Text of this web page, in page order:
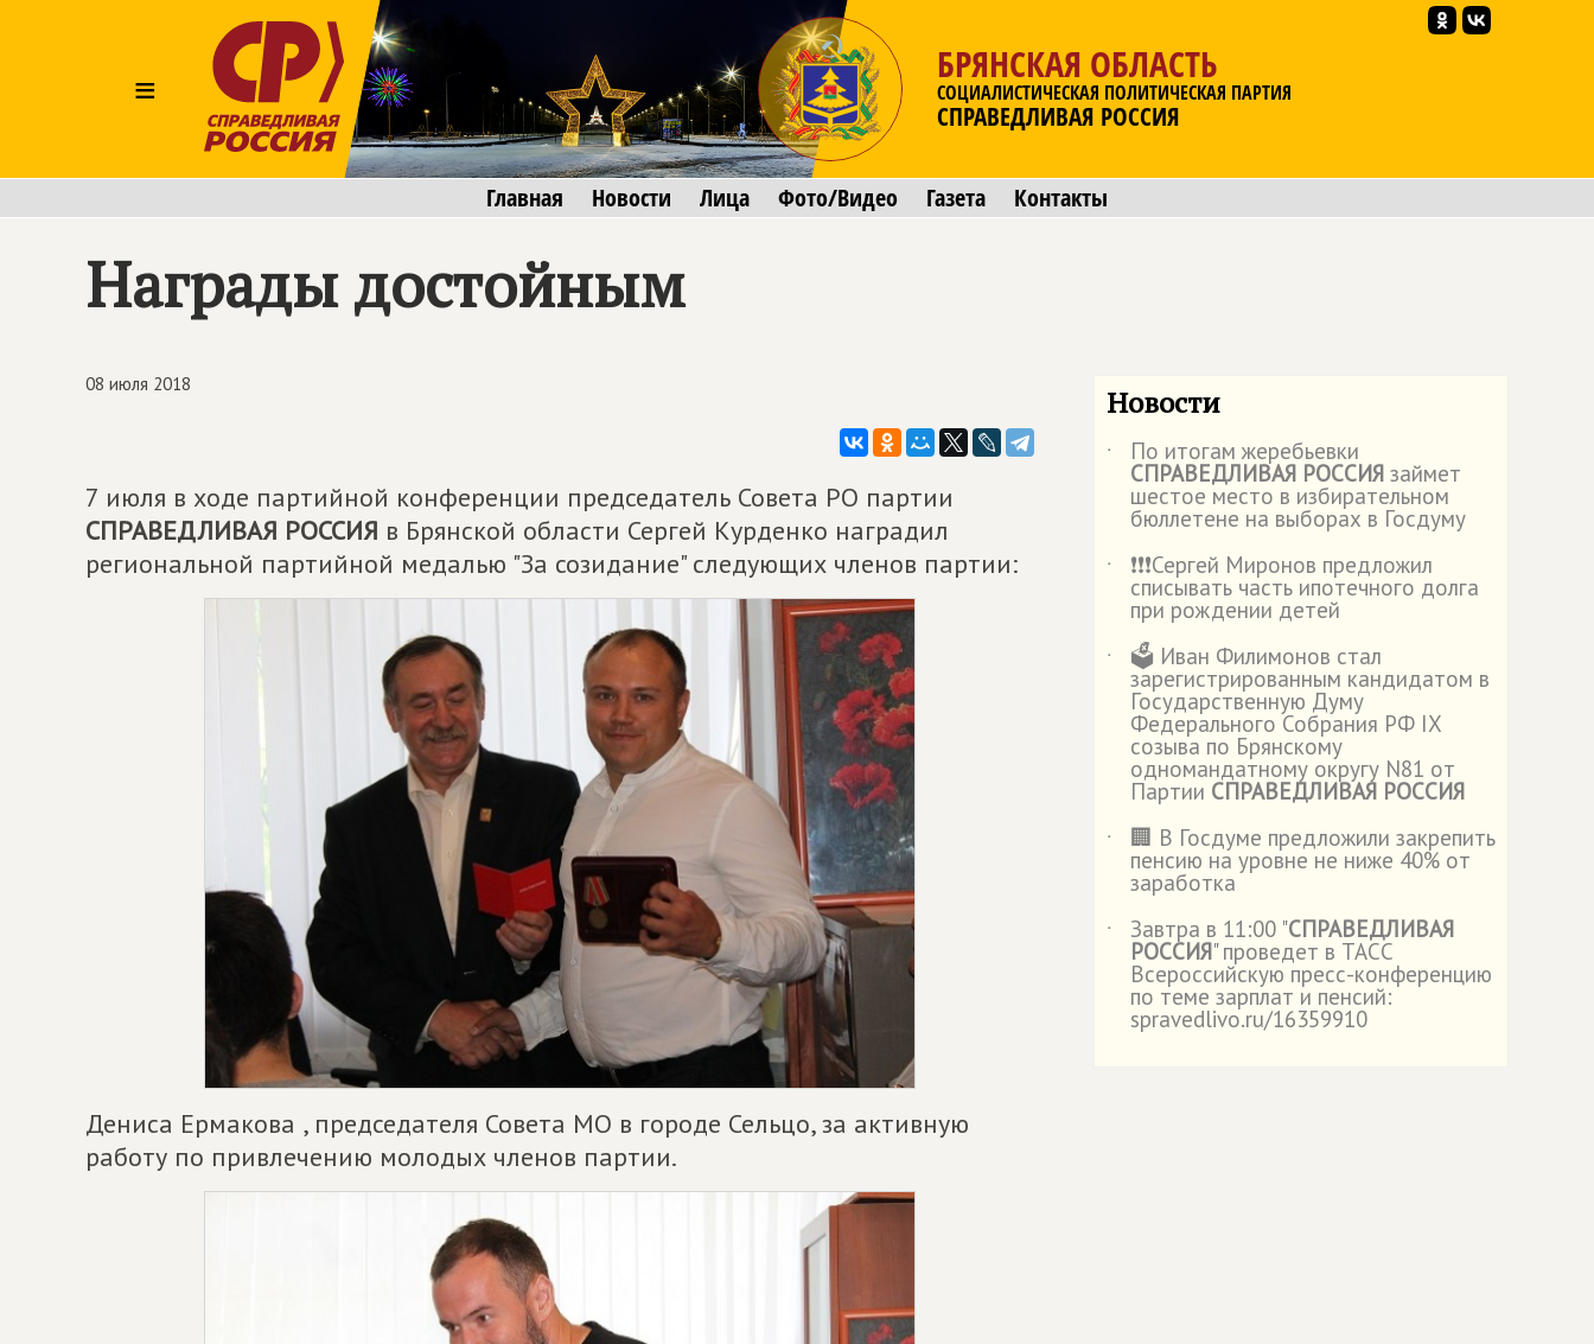
≡
БРЯНСКАЯ ОБЛАСТЬ
СОЦИАЛИСТИЧЕСКАЯ ПОЛИТИЧЕСКАЯ ПАРТИЯ
СПРАВЕДЛИВАЯ РОССИЯ
Главная Новости Лица Фото/Видео Газета Контакты
Награды достойным
08 июля 2018
7 июля в ходе партийной конференции председатель Совета РО партии
СПРАВЕДЛИВАЯ РОССИЯ в Брянской области Сергей Курденко наградил
региональной партийной медалью "За созидание" следующих членов партии:
Дениса Ермакова , председателя Совета МО в городе Сельцо, за активную
работу по привлечению молодых членов партии.
Новости
˙ По итогам жеребьевки
СПРАВЕДЛИВАЯ РОССИЯ займет
шестое место в избирательном
бюллетене на выборах в Госдуму
˙
❗️❗️❗️Сергей Миронов предложил
списывать часть ипотечного долга
при рождении детей
˙
🗳️ Иван Филимонов стал
зарегистрированным кандидатом в
Государственную Думу
Федерального Собрания РФ IX
созыва по Брянскому
одномандатному округу N81 от
Партии СПРАВЕДЛИВАЯ РОССИЯ
˙
🏢 В Госдуме предложили закрепить
пенсию на уровне не ниже 40% от
заработка
˙
Завтра в 11:00 "СПРАВЕДЛИВАЯ
РОССИЯ" проведет в ТАСС
Всероссийскую пресс-конференцию
по теме зарплат и пенсий:
spravedlivo.ru/16359910